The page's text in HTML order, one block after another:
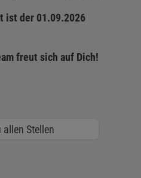
ist der 01.09.2026
freut sich auf Dich!
allen Stellen